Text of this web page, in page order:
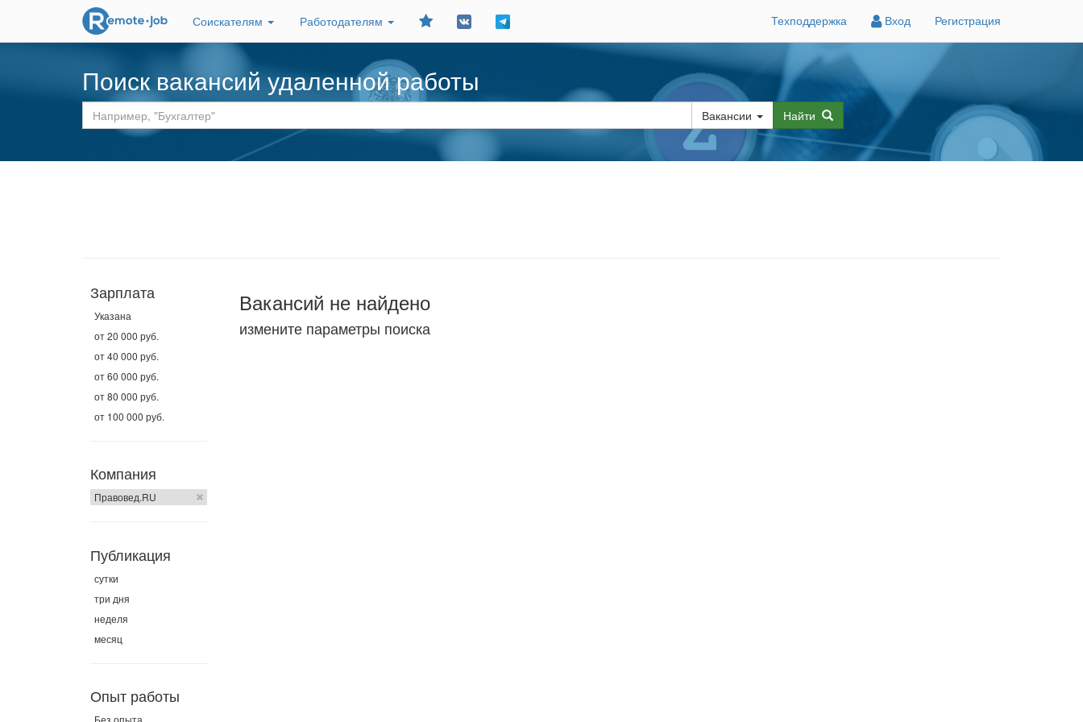
Соискателям Работодателям
Добавить
Техподдержка Вход Регистрация
Поиск вакансий удаленной работы
Вакансии Найти
Зарплата
Указана
от 20 000 руб.
от 40 000 руб.
от 60 000 руб.
от 80 000 руб.
от 100 000 руб.
Компания
Правовед.RU
Публикация
сутки
три дня
неделя
месяц
Опыт работы
Без опыта
Вакансий не найдено
измените параметры поиска